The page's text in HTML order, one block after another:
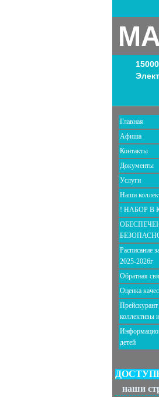
Главная
Афиша
Контакты
Документы
Услуги
Наши
! НАБОР В
Расписание
2025-2026г
Обратная
Оценка
коллективы
детей
наши